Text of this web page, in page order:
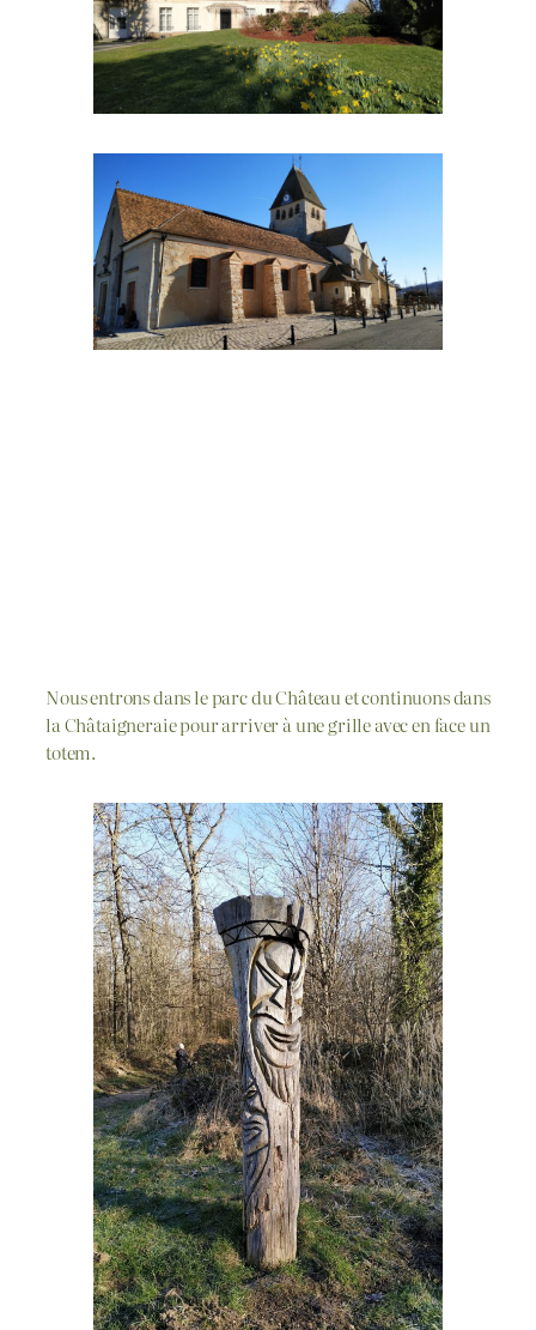
Nous entrons dans le parc du Château et continuons dans
la Châtaigneraie pour arriver à une grille avec en face un
totem.